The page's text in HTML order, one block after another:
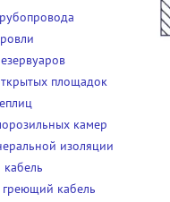
площадок
камер
изоляции
кабель